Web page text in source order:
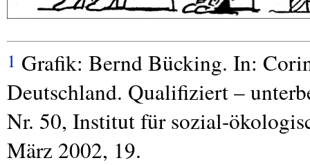
1 Grafik: Bernd Bücking. In:
Deutschland. Qualifiziert –
Nr. 50, Institut für sozial-
März 2002, 19.